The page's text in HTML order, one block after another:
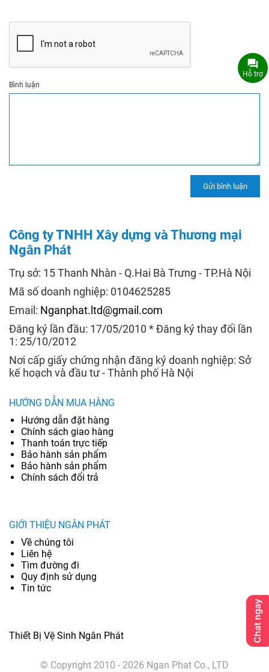
Bình luận
Công ty TNHH Xây dựng và Thương mại
Ngân Phát
Trụ sở: 15 Thanh Nhàn - Q.Hai Bà Trưng - TP.Hà Nội
Mã số doanh nghiệp: 0104625285
Email: Nganphat.ltd@gmail.com
Đăng ký lần đầu: 17/05/2010 * Đăng ký thay đổi lần
1: 25/10/2012
Nơi cấp giấy chứng nhận đăng ký doanh nghiệp: Sở
kế hoạch và đầu tư - Thành phố Hà Nội
HƯỚNG DẪN MUA HÀNG
Hướng dẫn đặt hàng
Chính sách giao hàng
Thanh toán trực tiếp
Bảo hành sản phẩm
Bảo hành sản phẩm
Chính sách đổi trả
GIỚI THIỆU NGÂN PHÁT
Về chúng tôi
Liên hệ
Tìm đường đi
Quy định sử dụng
Tin tức
Thiết Bị Vệ Sinh Ngân Phát
© Copyright 2010 - 2026 Ngan Phat Co., LTD
Hỗ trợ